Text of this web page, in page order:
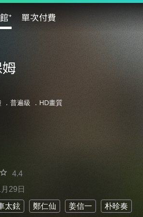
⁺ 單次付費
普遍級 ．HD畫質
4.4
29日
太鉉 鄭仁仙 姜信一 朴昣奏